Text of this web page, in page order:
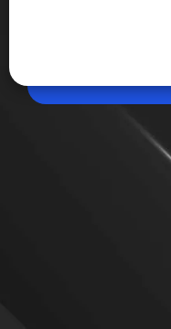
May 07, 2026, 12:06 PM
ISRO की रिसर्च में
अंतरिक्ष में घूम रहे पुराने
बड़ी चिंता बन चुके हैं।